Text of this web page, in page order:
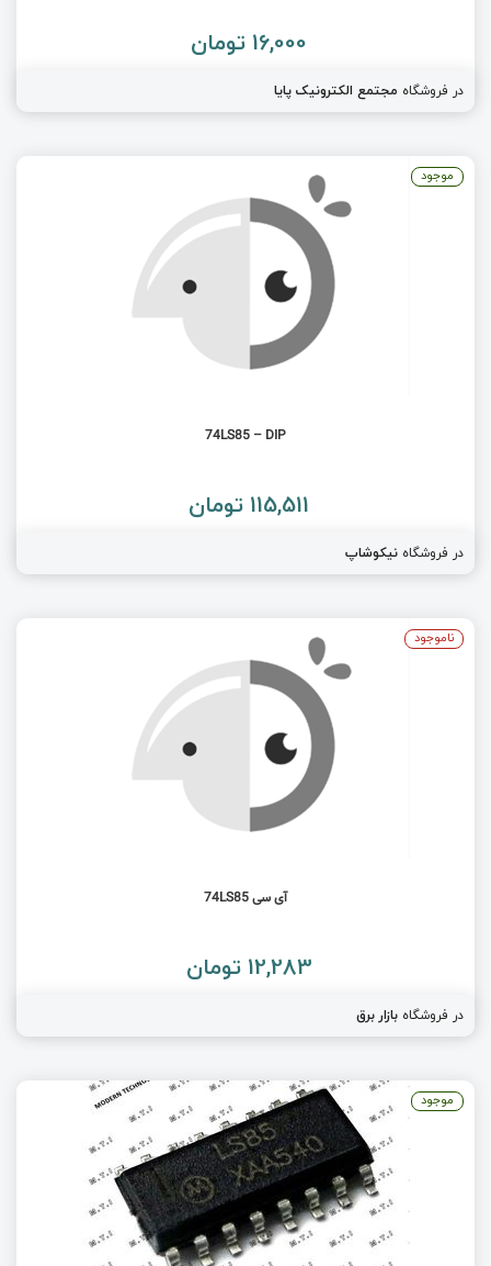
16,000 تومان
در فروشگاه مجتمع الکترونیک پایا
74LS85 – DIP
115,511 تومان
در فروشگاه نیکوشاپ
موجود
آی سی 74LS85
12,283 تومان
در فروشگاه بازار برق
ناموجود
موجود